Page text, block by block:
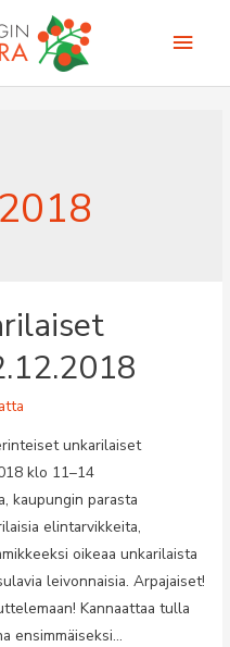
unkarilaiset
klo 11–14
kaupungin parasta
elintarvikkeita,
oikeaa unkarilaista
leivonnaisia. Arpajaiset!
Kannaattaa tulla
ensimmäiseksi…